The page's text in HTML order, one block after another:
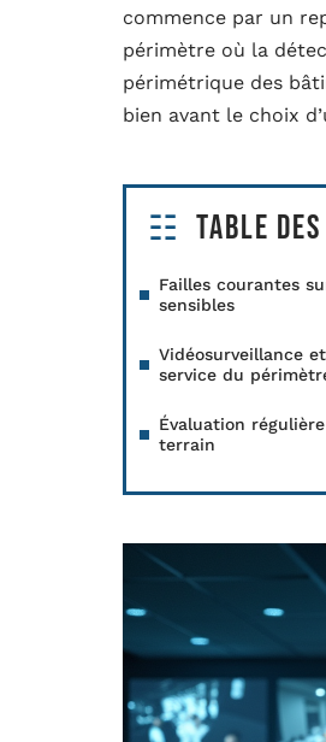
commence par un
périmètre où la
périmétrique des
bien avant le choix
Table
Failles courantes
sensibles
Vidéosurveillance
service du
Évaluation
terrain